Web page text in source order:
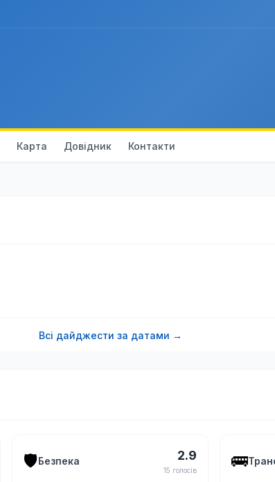
Карта Довідник Контакти
Всі дайджести за датами →
🛡️Безпека 2.9
15 голосів 🚌